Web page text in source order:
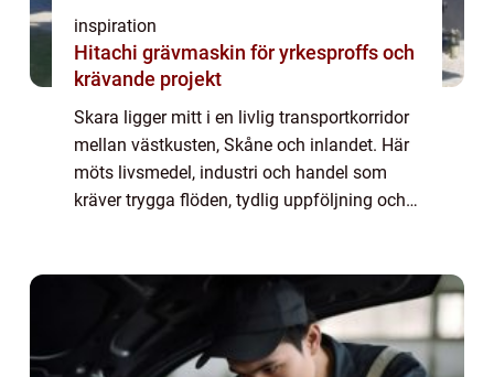
inspiration
Hitachi grävmaskin för yrkesproffs och
krävande projekt
Skara ligger mitt i en livlig transportkorridor
mellan västkusten, Skåne och inlandet. Här
möts livsmedel, industri och handel som
kräver trygga flöden, tydlig uppföljning och